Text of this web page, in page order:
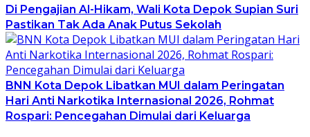
Di Pengajian Al-Hikam, Wali Kota Depok Supian Suri
Pastikan Tak Ada Anak Putus Sekolah
BNN Kota Depok Libatkan MUI dalam Peringatan
Hari Anti Narkotika Internasional 2026, Rohmat
Rospari: Pencegahan Dimulai dari Keluarga